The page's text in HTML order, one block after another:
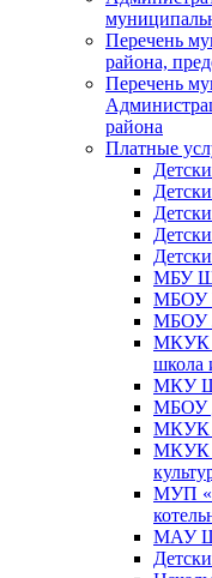
Перечень
района,
Перечень
района
Платные
МБУ
МБОУ
МБОУ
МКУК
школа
МКУ
МБОУ
МКУК
МКУК
МУП
МАУ